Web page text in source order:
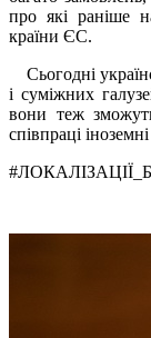
про які раніше
країни ЄС.
Сьогодні
і суміжних
вони теж
співпраці